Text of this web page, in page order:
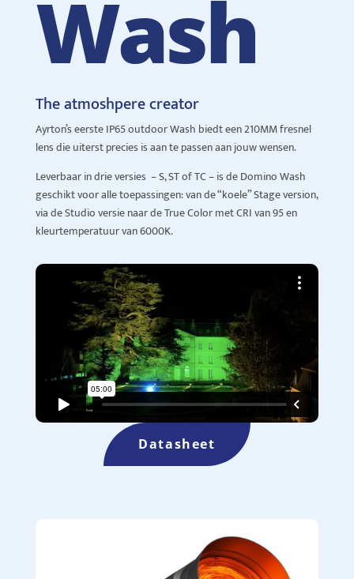
Wash
The atmoshpere creator
Ayrton’s eerste IP65 outdoor Wash biedt een 210MM fresnel
lens die uiterst precies is aan te passen aan jouw wensen.
Leverbaar in drie versies – S, ST of TC – is de Domino Wash
geschikt voor alle toepassingen: van de “koele” Stage version,
via de Studio versie naar de True Color met CRI van 95 en
kleurtemperatuur van 6000K.
Datasheet